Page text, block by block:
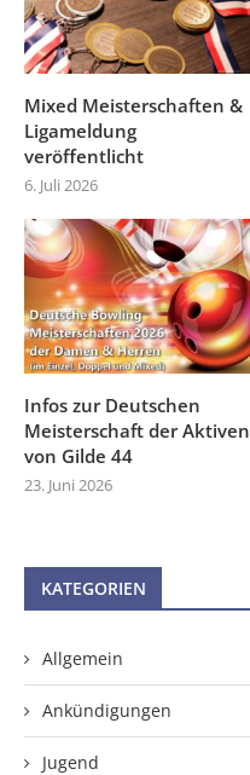
Mixed Meisterschaften &
Ligameldung
veröffentlicht
6. Juli 2026
Infos zur Deutschen
Meisterschaft der Aktiven
von Gilde 44
23. Juni 2026
KATEGORIEN
Allgemein
Ankündigungen
Jugend